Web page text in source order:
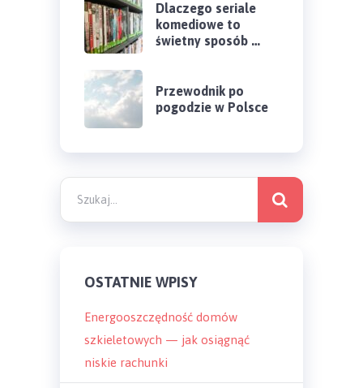
Dlaczego seriale
komediowe to
świetny sposób …
Przewodnik po
pogodzie w Polsce
OSTATNIE WPISY
Energooszczędność domów
szkieletowych — jak osiągnąć
niskie rachunki